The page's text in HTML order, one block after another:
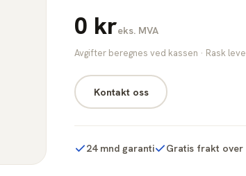
0 kreks. MVA
Avgifter beregnes ved kassen · Rask
Kontakt oss
24 mnd garanti Gratis frakt over